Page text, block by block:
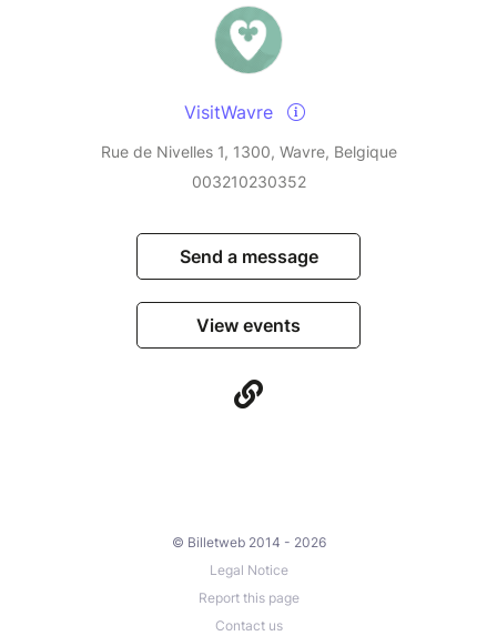
VisitWavre
Rue de Nivelles 1, 1300, Wavre, Belgique
003210230352
Send a message
View events
© Billetweb 2014 - 2026
Legal Notice
Report this page
Contact us